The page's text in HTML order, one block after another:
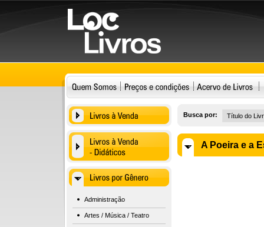
Administração
Artes / Música / Teatro
Busca por:
A Poeira e a